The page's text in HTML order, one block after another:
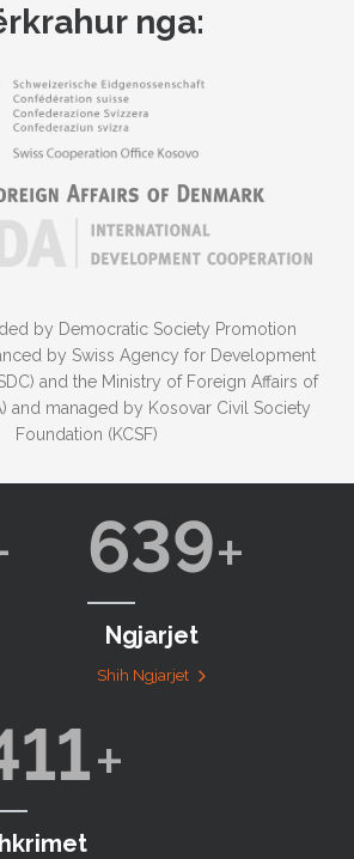
nga:
by Democratic Society Promotion
by Swiss Agency for Development
and the Ministry of Foreign Affairs of
and managed by Kosovar Civil Society
Foundation (KCSF)
639
Ngjarjet
Shih Ngjarjet